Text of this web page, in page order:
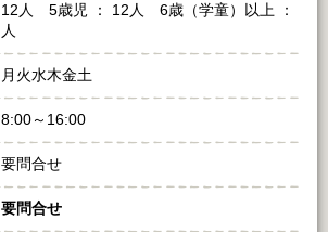
12人 5歳児 ： 12人 6歳（学童）以上 ：
人
月火水木金土
8:00～16:00
要問合せ
要問合せ